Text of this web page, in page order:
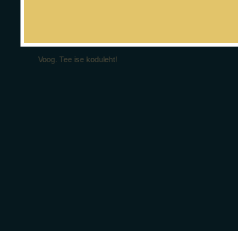
Voog. Tee ise koduleht!